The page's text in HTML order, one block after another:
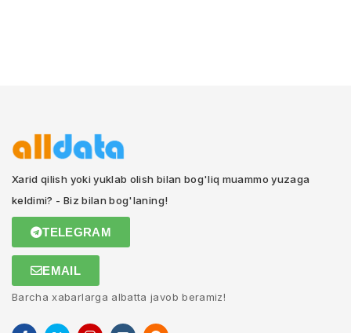
Xarid qilish yoki yuklab olish bilan bog'liq muammo yuzaga
keldimi? - Biz bilan bog'laning!
TELEGRAM
EMAIL
Barcha xabarlarga albatta javob beramiz!